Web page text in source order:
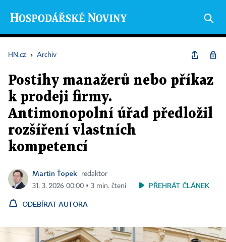
HN.cz › Archiv
Postihy manažerů nebo příkaz
k prodeji firmy.
Antimonopolní úřad předložil
rozšíření vlastních
kompetencí
Martin Ťopek
redaktor
31. 3. 2026 00:00 ▪ 3 min. čtení
PŘEHRÁT ČLÁNEK
ODEBÍRAT AUTORA